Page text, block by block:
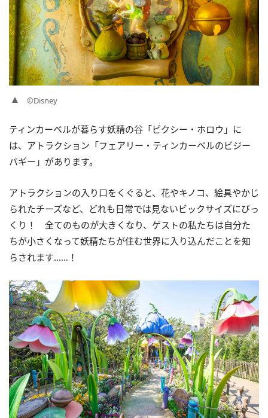
©Disney
ティンカーベルが暮らす妖精の谷「ピクシー・ホロウ」に
は、アトラクション「フェアリー・ティンカーベルのビジー
バギー」があります。
アトラクションの入り口をくぐると、花やキノコ、絵具やかじ
られたチーズなど、どれも日常では見ないビックサイズにびっ
くり！ 全てのものが大きくなり、ゲストの私たちは自分た
ちが小さくなって妖精たちが住む世界に入り込んだことを知
らされます……！